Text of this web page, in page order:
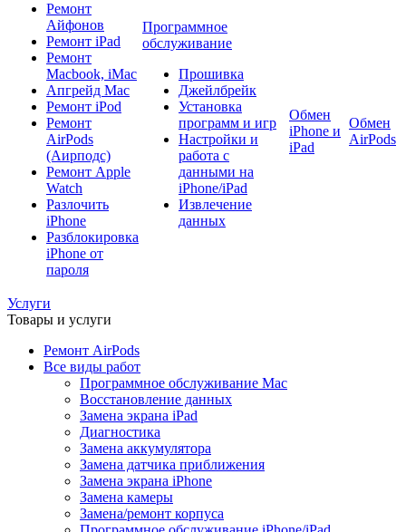
Ремонт
Айфонов
Ремонт iPad
Ремонт
Macbook, iMac
Апгрейд Mac
Ремонт iPod
Ремонт
AirPods
(Аирподс)
Ремонт Apple
Watch
Разлочить
iPhone
Разблокировка
iPhone от
пароля
Программное
обслуживание
Прошивка
Джейлбрейк
Установка
программ и игр
Настройки и
работа с
данными на
iPhone/iPad
Извлечение
данных
Обмен
iPhone и
iPad
Обмен
AirPods
Услуги
Товары и услуги
Ремонт AirPods
Все виды работ
Программное обслуживание Mac
Восстановление данных
Замена экрана iPad
Диагностика
Замена аккумулятора
Замена датчика приближения
Замена экрана iPhone
Замена камеры
Замена/ремонт корпуса